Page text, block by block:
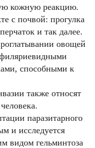
кожную реакцию.
с почвой: прогулка
и так далее.
овощей
способными к
также относят
паразитарного
и исследуется
видом гельминтоза